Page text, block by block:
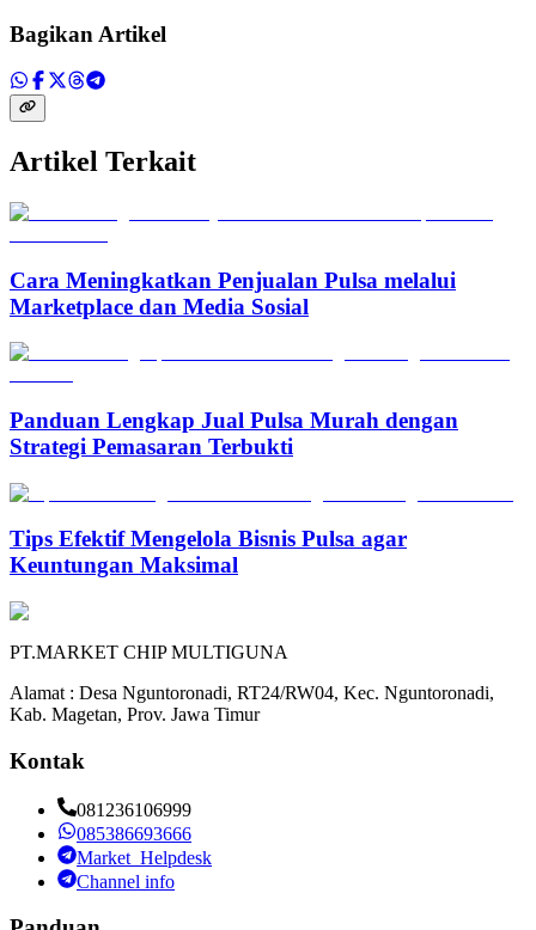
Bagikan Artikel
Artikel Terkait
Cara Meningkatkan Penjualan Pulsa melalui
Marketplace dan Media Sosial
Panduan Lengkap Jual Pulsa Murah dengan
Strategi Pemasaran Terbukti
Tips Efektif Mengelola Bisnis Pulsa agar
Keuntungan Maksimal
PT.MARKET CHIP MULTIGUNA
Alamat : Desa Nguntoronadi, RT24/RW04, Kec. Nguntoronadi,
Kab. Magetan, Prov. Jawa Timur
Kontak
081236106999
085386693666
Market_Helpdesk
Channel info